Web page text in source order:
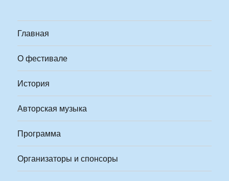
Главная
О фестивале
История
Авторская музыка
Программа
Организаторы и спонсоры